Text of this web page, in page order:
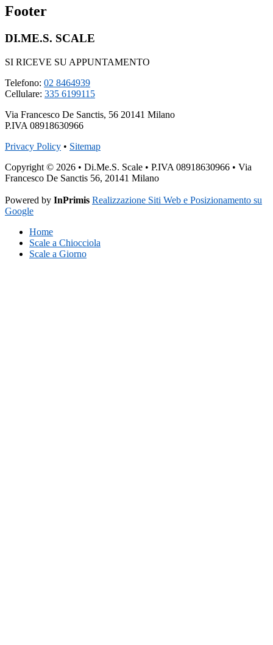
Footer
DI.ME.S. SCALE
SI RICEVE SU APPUNTAMENTO
Telefono: 02 8464939
Cellulare: 335 6199115
Via Francesco De Sanctis, 56 20141 Milano
P.IVA 08918630966
Privacy Policy • Sitemap
Copyright © 2026 • Di.Me.S. Scale • P.IVA 08918630966 • Via
Francesco De Sanctis 56, 20141 Milano
Powered by InPrimis Realizzazione Siti Web e Posizionamento su
Google
Home
Scale a Chiocciola
Scale a Giorno